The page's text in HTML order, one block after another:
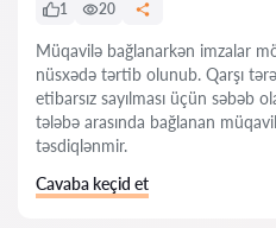
1 20
Müqavilə bağlanarkən imzalar
nüsxədə tərtib olunub. Qarşı
etibarsız sayılması üçün səbəb
tələbə arasında bağlanan
təsdiqlənmir.
Cavaba keçid et